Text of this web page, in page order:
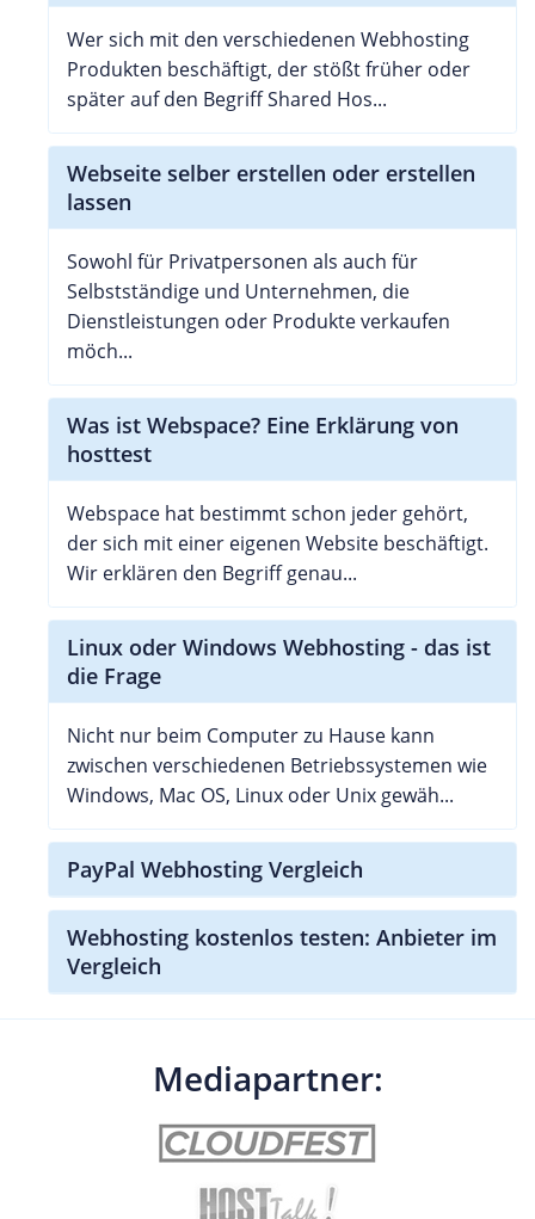
Wer sich mit den verschiedenen Webhosting
Produkten beschäftigt, der stößt früher oder
später auf den Begriff Shared Hos...
Webseite selber erstellen oder erstellen
lassen
Sowohl für Privatpersonen als auch für
Selbstständige und Unternehmen, die
Dienstleistungen oder Produkte verkaufen
möch...
Was ist Webspace? Eine Erklärung von
hosttest
Webspace hat bestimmt schon jeder gehört,
der sich mit einer eigenen Website beschäftigt.
Wir erklären den Begriff genau...
Linux oder Windows Webhosting - das ist
die Frage
Nicht nur beim Computer zu Hause kann
zwischen verschiedenen Betriebssystemen wie
Windows, Mac OS, Linux oder Unix gewäh...
PayPal Webhosting Vergleich
Webhosting kostenlos testen: Anbieter im
Vergleich
Mediapartner: